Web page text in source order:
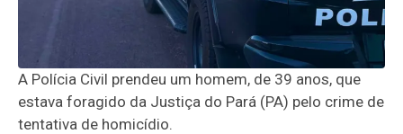
A Polícia Civil prendeu um homem, de 39 anos, que
estava foragido da Justiça do Pará (PA) pelo crime de
tentativa de homicídio.